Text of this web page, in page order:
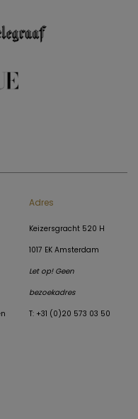
Adres
Keizersgracht 520 H
1017 EK Amsterdam
Let op! Geen
bezoekadres
T: +31 (0)20 573 03 50